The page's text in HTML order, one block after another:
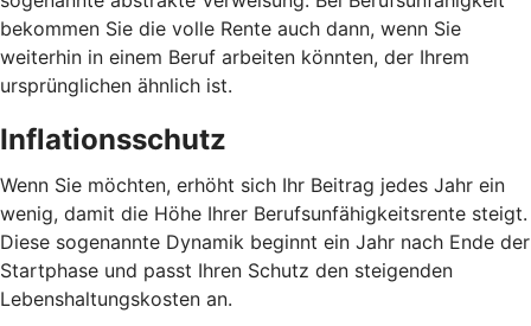
bekommen Sie die volle Rente auch dann, wenn Sie
weiterhin in einem Beruf arbeiten könnten, der Ihrem
ursprünglichen ähnlich ist.
Inflationsschutz
Wenn Sie möchten, erhöht sich Ihr Beitrag jedes Jahr ein
wenig, damit die Höhe Ihrer Berufsunfähigkeitsrente steigt.
Diese sogenannte Dynamik beginnt ein Jahr nach Ende der
Startphase und passt Ihren Schutz den steigenden
Lebenshaltungskosten an.